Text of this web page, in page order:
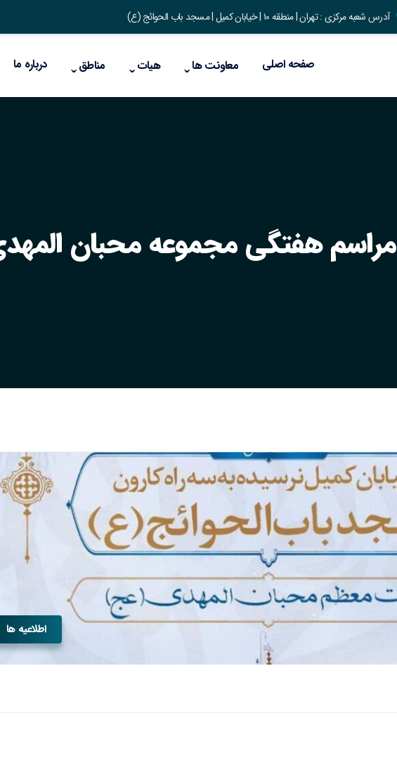
آدرس شعبه مرکزی : تهران | منطقه ۱۰ | خیابان کمیل | مسجد باب الحوائج (ع)
صفحه اصلی معاونت ها هیات مناطق درباره ما
مراسم هفتگی مجموعه محبان
اطلاعیه ها